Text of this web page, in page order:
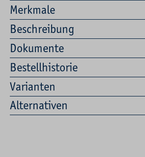
Merkmale
Beschreibung
Dokumente
Bestellhistorie
Varianten
Alternativen